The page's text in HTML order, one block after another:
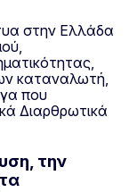
στην Ελλάδα
καταναλωτή,
που
Διαρθρωτικά
την